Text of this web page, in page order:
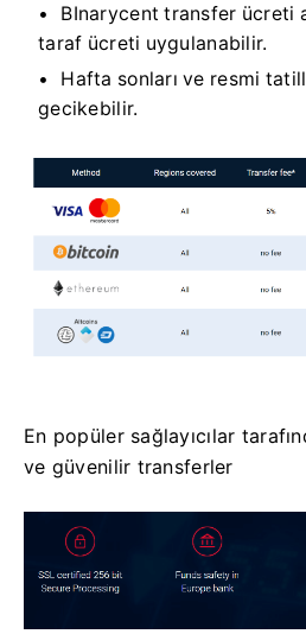
BInarycent transfer ücreti
taraf ücreti uygulanabilir.
Hafta sonları ve resmi
gecikebilir.
En popüler sağlayıcılar
ve güvenilir transferler